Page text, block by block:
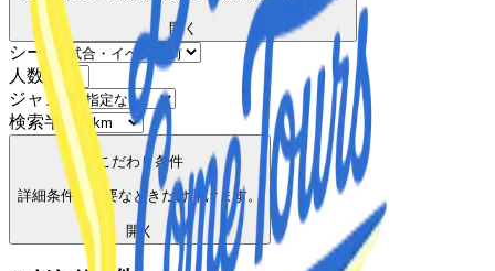
開く
シーン
人数
ジャンル
検索半径
こだわり条件
詳細条件を必要なときだけ開けます。
開く